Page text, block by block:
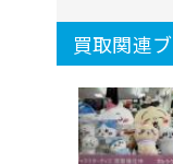
買取関連